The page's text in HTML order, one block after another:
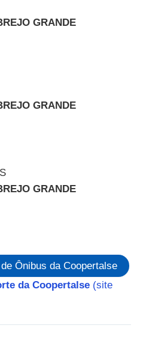
GRANDE
GRANDE
GRANDE
Ônibus da Coopertalse
da Coopertalse (site